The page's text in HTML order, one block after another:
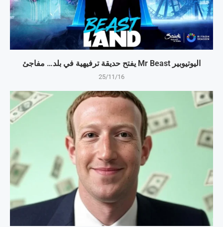
اليوتيوبير Mr Beast يفتح حديقة ترفيهية في بلد… مفاجئ
25/11/16